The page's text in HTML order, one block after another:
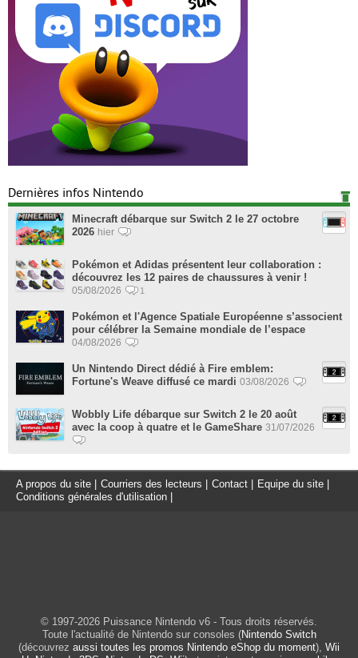
Dernières infos Nintendo
Minecraft débarque sur Switch 2 le 27 octobre
2026 hier
Pokémon et Adidas présentent leur collaboration :
découvrez les 12 paires de chaussures à venir !
05/08/2026 1
Pokémon et l'Agence Spatiale Européenne s’associent
pour célébrer la Semaine mondiale de l’espace
04/08/2026
Un Nintendo Direct dédié à Fire emblem:
Fortune's Weave diffusé ce mardi 03/08/2026
Wobbly Life débarque sur Switch 2 le 20 août
avec la coop à quatre et le GameShare 31/07/2026
A propos du site Courriers des lecteurs Contact Equipe du site
Conditions générales d'utilisation
© 1997-2026 Puissance Nintendo v6 - Tous droits réservés.
Toute l'actualité de Nintendo sur consoles (Nintendo Switch
(découvrez aussi toutes les promos Nintendo eShop du moment), Wii